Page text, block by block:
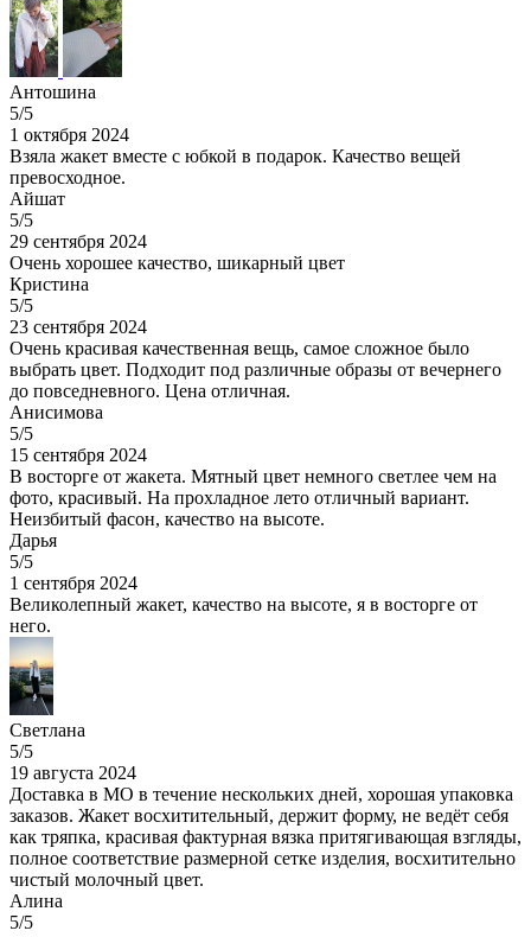
Антошина
5/5
1 октября 2024
Взяла жакет вместе с юбкой в подарок. Качество вещей
превосходное.
Айшат
5/5
29 сентября 2024
Очень хорошее качество, шикарный цвет
Кристина
5/5
23 сентября 2024
Очень красивая качественная вещь, самое сложное было
выбрать цвет. Подходит под различные образы от вечернего
до повседневного. Цена отличная.
Анисимова
5/5
15 сентября 2024
В восторге от жакета. Мятный цвет немного светлее чем на
фото, красивый. На прохладное лето отличный вариант.
Неизбитый фасон, качество на высоте.
Дарья
5/5
1 сентября 2024
Великолепный жакет, качество на высоте, я в восторге от
него.
Светлана
5/5
19 августа 2024
Доставка в МО в течение нескольких дней, хорошая упаковка
заказов. Жакет восхитительный, держит форму, не ведёт себя
как тряпка, красивая фактурная вязка притягивающая взгляды,
полное соответствие размерной сетке изделия, восхитительно
чистый молочный цвет.
Алина
5/5